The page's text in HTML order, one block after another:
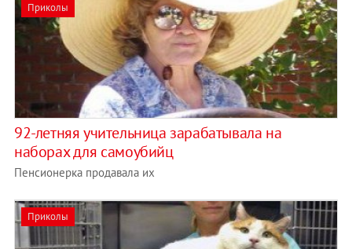
Приколы
92-летняя учительница зарабатывала на
наборах для самоубийц
Пенсионерка продавала их
Приколы